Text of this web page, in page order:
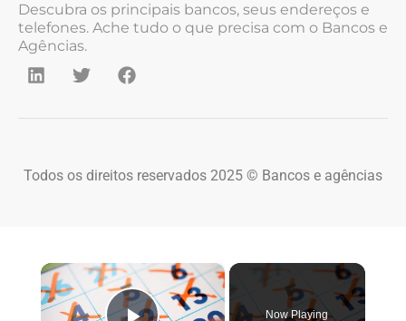
Descubra os principais bancos, seus endereços e
telefones. Ache tudo o que precisa com o Bancos e
Agências.
Todos os direitos reservados 2025 © Bancos e agências
×
Now Playing